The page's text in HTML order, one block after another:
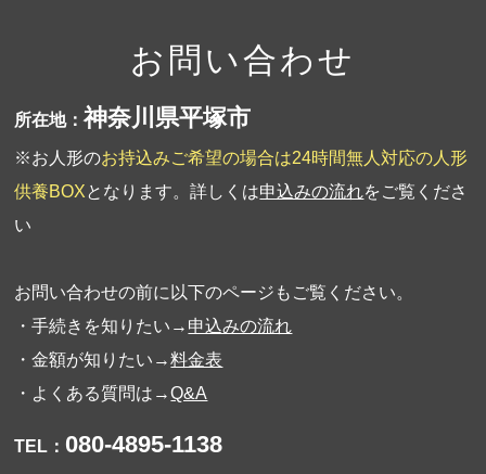
お問い合わせ
所在地：神奈川県平塚市
※お人形のお持込みご希望の場合は24時間無人対応の人形
供養BOXとなります。詳しくは申込みの流れをご覧くださ
い
お問い合わせの前に以下のページもご覧ください。
・手続きを知りたい→ 申込みの流れ
・金額が知りたい→料金表
・よくある質問は→Q&A
TEL： 080-4895-1138